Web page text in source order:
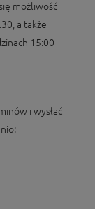
możliwość
a także
15:00 –
i wysłać